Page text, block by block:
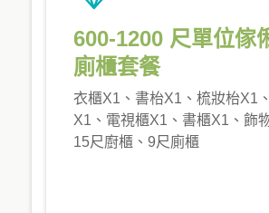
600-1200 尺單位傢
廁櫃套餐
衣櫃X1、書枱X1、梳妝枱X1
X1、電視櫃X1、書櫃X1、飾
15尺廚櫃、9尺廁櫃